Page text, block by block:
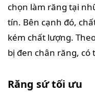
chọn làm răng tại
tín. Bên cạnh đó,
kém chất lượng.
bị đen chân răng,
Răng sứ tối ưu